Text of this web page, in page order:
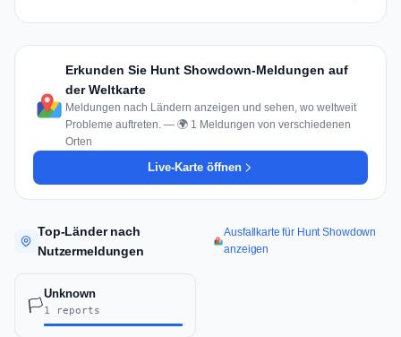
Erkunden Sie Hunt Showdown-Meldungen auf
der Weltkarte
Meldungen nach Ländern anzeigen und sehen, wo weltweit
Probleme auftreten. — 🌍 1 Meldungen von verschiedenen
Orten
Live-Karte öffnen
Top-Länder nach
Nutzermeldungen
Ausfallkarte für Hunt Showdown
anzeigen
🏳️
Unknown
1 reports